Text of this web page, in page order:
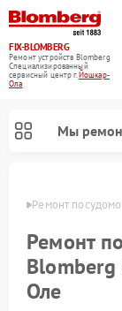
FIX-BLOMBERG
Ремонт устройств Blomberg
Специализированный
cервисный центр г.Йошкар-
Ола
Мы
Оле Ремонт
Ремонт
Оле